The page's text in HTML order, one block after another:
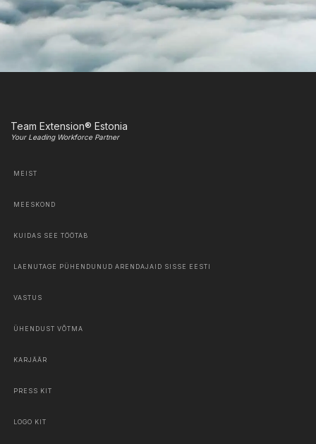
Team Extension® Estonia
Your Leading Workforce Partner
MEIST
MEESKOND
KUIDAS SEE TÖÖTAB
LAENUTAGE PÜHENDUNUD ARENDAJAID SISSE EESTI
VASTUS
ÜHENDUST VÕTMA
KARJÄÄR
PRESS KIT
LOGO KIT